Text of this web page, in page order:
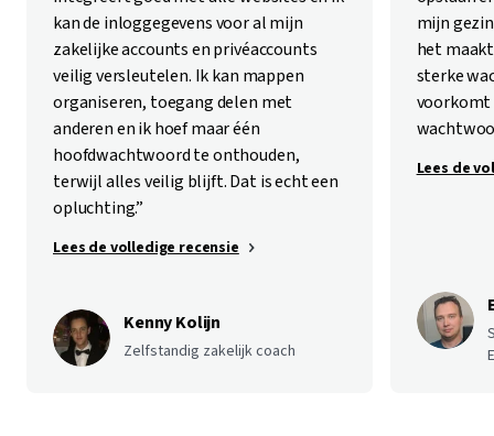
kan de inloggegevens voor al mijn
zakelijke accounts en privéaccounts
veilig versleutelen. Ik kan mappen
organiseren, toegang delen met
anderen en ik hoef maar één
hoofdwachtwoord te onthouden,
terwijl alles veilig blijft. Dat is echt een
opluchting.”
Lees de volledige recensie
Kenny Kolijn
Zelfstandig zakelijk coach
mijn
het
sterke
voorkomt
Lees de